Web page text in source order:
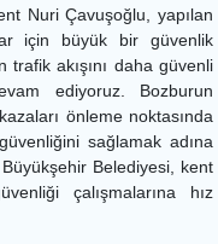
Nuri Çavuşoğlu, yapılan
için büyük bir güvenlik
trafik akışını daha güvenli
ediyoruz. Bozburun
önleme noktasında
sağlamak adına
Belediyesi, kent
çalışmalarına hız